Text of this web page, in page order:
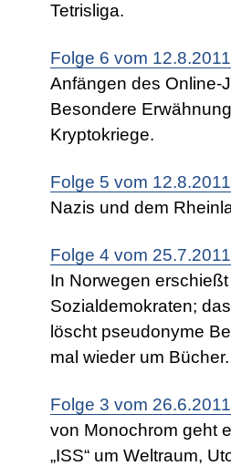
Tetrisliga.
Folge 6 vom 12.8.2011
Anfängen des Online-
Besondere
Kryptokriege.
Folge 5 vom 12.8.2011
Nazis und dem
Folge 4 vom 25.7.2011
In Norwegen
Sozialdemokraten;
löscht pseudonyme
mal wieder um Bücher.
Folge 3 vom 26.6.2011
von Monochrom geht
„ISS“ um Weltraum,